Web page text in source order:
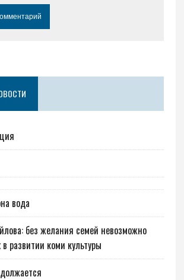
вода
без желания семей невозможно
в развитии коми культуры